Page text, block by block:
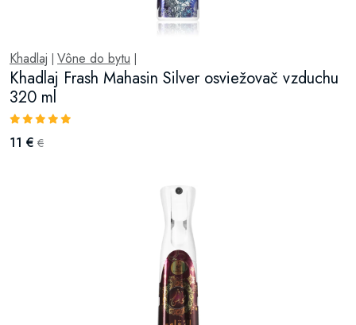
Khadlaj Vône do bytu
Khadlaj Frash Mahasin Silver osviežovač vzduchu
320 ml
11 € €